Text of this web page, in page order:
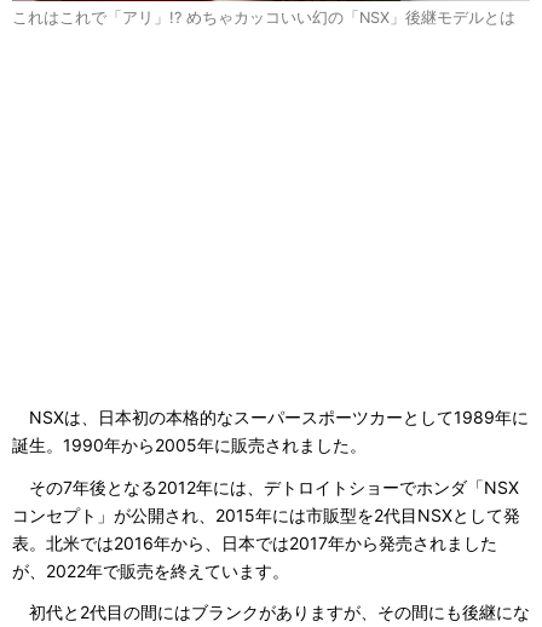
これはこれで「アリ」!? めちゃカッコいい幻の「NSX」後継モデルとは
NSXは、日本初の本格的なスーパースポーツカーとして1989年に
誕生。1990年から2005年に販売されました。
その7年後となる2012年には、デトロイトショーでホンダ「NSX
コンセプト」が公開され、2015年には市販型を2代目NSXとして発
表。北米では2016年から、日本では2017年から発売されました
が、2022年で販売を終えています。
初代と2代目の間にはブランクがありますが、その間にも後継にな